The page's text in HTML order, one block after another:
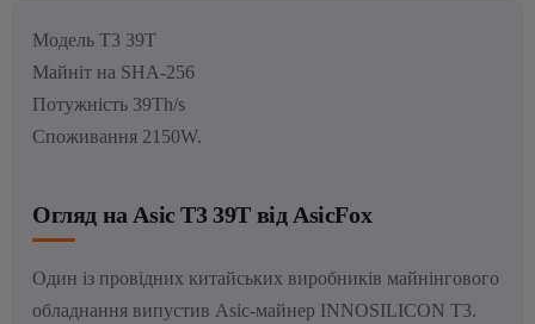
Модель T3 39T
Майніт на SHA-256
Потужність 39Th/s
Споживання 2150W.
Огляд на Asic T3 39T від AsicFox
Один із провідних китайських виробників майнінгового
обладнання випустив Asic-майнер INNOSILICON T3.